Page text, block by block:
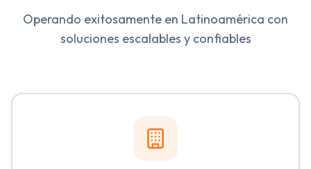
Operando exitosamente en Latinoamérica con
soluciones escalables y confiables